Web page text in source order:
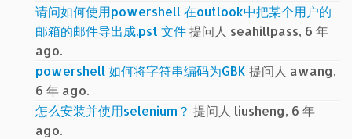
请问如何使用powershell 在outlook中把某个用户的
邮箱的邮件导出成.pst 文件提问人 seahillpass, 6 年
ago.
powershell 如何将字符串编码为GBK 提问人 awang,
6 年 ago.
怎么安装并使用selenium？ 提问人 liusheng, 6 年
ago.